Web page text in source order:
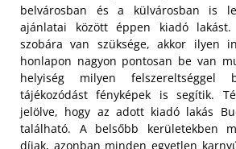
belvárosban és a külvárosban is
ajánlatai között éppen kiadó
szobára van szüksége, akkor ilyen
honlapon nagyon pontosan be van
helyiség milyen
tájékozódást fényképek is segítik.
jelölve, hogy az adott kiadó lakás
található. A belsőbb kerületekben
díjak, azonban minden egyetlen